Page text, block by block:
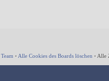
• Alle Cookies des Boards löschen • Alle